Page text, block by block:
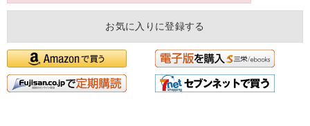
お気に入りに登録する